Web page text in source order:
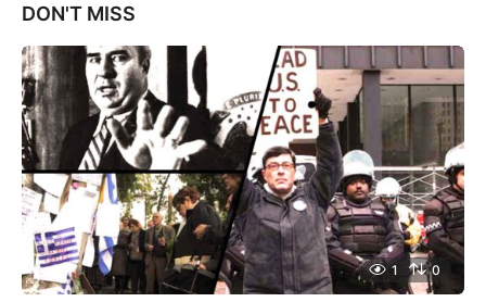
DON'T MISS
1 0